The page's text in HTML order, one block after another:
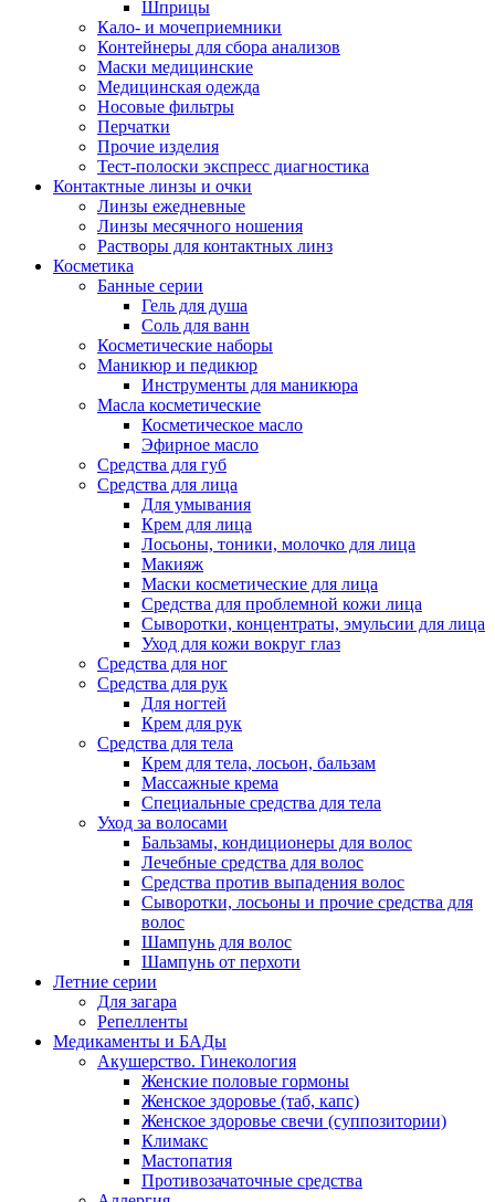
Шприцы
Кало- и мочеприемники
Контейнеры для сбора анализов
Маски медицинские
Медицинская одежда
Носовые фильтры
Перчатки
Прочие изделия
Тест-полоски экспресс диагностика
Контактные линзы и очки
Линзы ежедневные
Линзы месячного ношения
Растворы для контактных линз
Косметика
Банные серии
Гель для душа
Соль для ванн
Косметические наборы
Маникюр и педикюр
Инструменты для маникюра
Масла косметические
Косметическое масло
Эфирное масло
Средства для губ
Средства для лица
Для умывания
Крем для лица
Лосьоны, тоники, молочко для лица
Макияж
Маски косметические для лица
Средства для проблемной кожи лица
Сыворотки, концентраты, эмульсии для лица
Уход для кожи вокруг глаз
Средства для ног
Средства для рук
Для ногтей
Крем для рук
Средства для тела
Крем для тела, лосьон, бальзам
Массажные крема
Специальные средства для тела
Уход за волосами
Бальзамы, кондиционеры для волос
Лечебные средства для волос
Средства против выпадения волос
Сыворотки, лосьоны и прочие средства для
волос
Шампунь для волос
Шампунь от перхоти
Летние серии
Для загара
Репелленты
Медикаменты и БАДы
Акушерство. Гинекология
Женские половые гормоны
Женское здоровье (таб, капс)
Женское здоровье свечи (суппозитории)
Климакс
Мастопатия
Противозачаточные средства